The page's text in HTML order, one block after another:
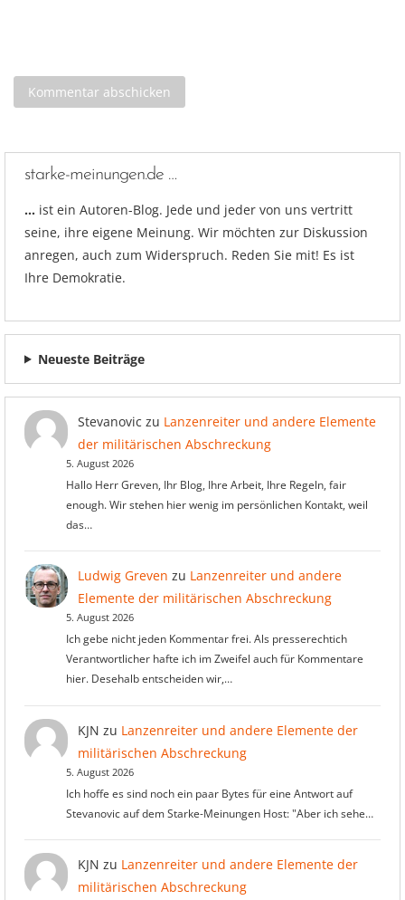
starke-meinungen.de …
… ist ein Autoren-Blog. Jede und jeder von uns vertritt
seine, ihre eigene Meinung. Wir möchten zur Diskussion
anregen, auch zum Widerspruch. Reden Sie mit! Es ist
Ihre Demokratie.
Neueste Beiträge
Stevanovic zu Lanzenreiter und andere Elemente
der militärischen Abschreckung
5. August 2026
Hallo Herr Greven, Ihr Blog, Ihre Arbeit, Ihre Regeln, fair
enough. Wir stehen hier wenig im persönlichen Kontakt, weil
das…
Ludwig Greven zu Lanzenreiter und andere
Elemente der militärischen Abschreckung
5. August 2026
Ich gebe nicht jeden Kommentar frei. Als presserechtich
Verantwortlicher hafte ich im Zweifel auch für Kommentare
hier. Desehalb entscheiden wir,…
KJN zu Lanzenreiter und andere Elemente der
militärischen Abschreckung
5. August 2026
Ich hoffe es sind noch ein paar Bytes für eine Antwort auf
Stevanovic auf dem Starke-Meinungen Host: "Aber ich sehe…
KJN zu Lanzenreiter und andere Elemente der
militärischen Abschreckung